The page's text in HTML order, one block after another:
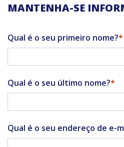
MANTENHA-SE
Qual é o seu primeiro nome?
Qual é o seu último nome?
Qual é o seu endereço de e-